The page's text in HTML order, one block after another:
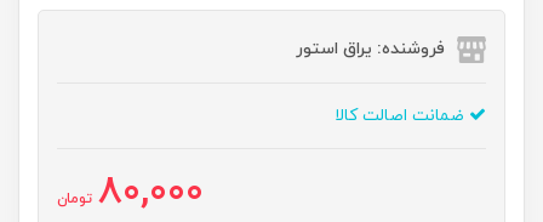
فروشنده: یراق استور
ضمانت اصالت کالا
80,000 تومان